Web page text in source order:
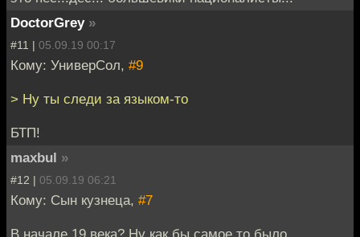
DoctorGrey »
#11 | 05.09.19 00:17
Кому: УниверСол, #9
> Ну ты следи за языком-то
БТП!
maxbul »
#12 | 05.09.19 06:21
Кому: Сын кузнеца, #7